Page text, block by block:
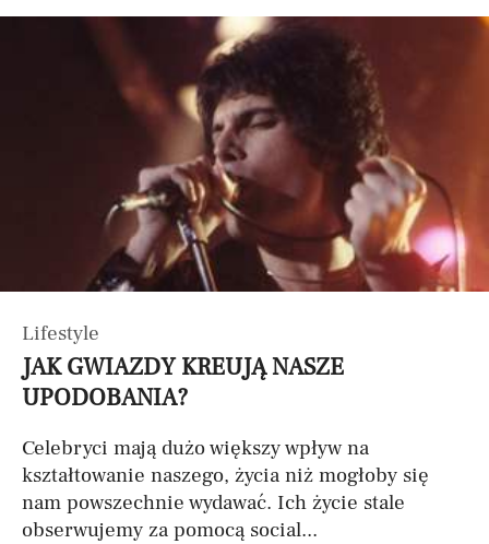
Lifestyle
JAK GWIAZDY KREUJĄ NASZE
UPODOBANIA?
Celebryci mają dużo większy wpływ na
kształtowanie naszego, życia niż mogłoby się
nam powszechnie wydawać. Ich życie stale
obserwujemy za pomocą social...